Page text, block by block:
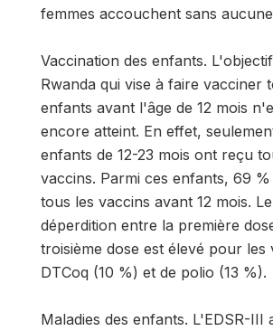
femmes accouchent sans
Vaccination des enfants.
Rwanda qui vise à faire vacciner
enfants avant l'âge de 12 mois
encore atteint. En effet,
enfants de 12-23 mois ont reçu
vaccins. Parmi ces enfants, 69
tous les vaccins avant 12 mois.
déperdition entre la première
troisième dose est élevé pour les
DTCoq (10 %) et de polio (13 %).
Maladies des enfants. L'EDSR-III